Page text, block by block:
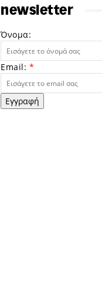
newsletter
Όνομα:
Email: *
Εγγραφή